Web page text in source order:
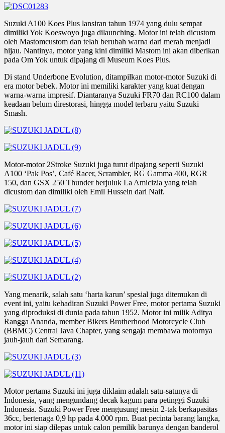
Suzuki A100 Koes Plus lansiran tahun 1974 yang dulu sempat
dimiliki Yok Koeswoyo juga dilaunching. Motor ini telah dicustom
oleh Mastomcustom dan telah berubah warna dari merah menjadi
hijau. Nantinya, motor yang kini dimiliki Mastom ini akan diberikan
pada Om Yok untuk dipajang di Museum Koes Plus.
Di stand Underbone Evolution, ditampilkan motor-motor Suzuki di
era motor bebek. Motor ini memiliki karakter yang kuat dengan
warna-warna impresif. Diantaranya Suzuki FR70 dan RC100 dalam
keadaan belum direstorasi, hingga model terbaru yaitu Suzuki
Smash.
Motor-motor 2Stroke Suzuki juga turut dipajang seperti Suzuki
A100 ‘Pak Pos’, Café Racer, Scrambler, RG Gamma 400, RGR
150, dan GSX 250 Thunder berjuluk La Amicizia yang telah
dicustom dan dimiliki oleh Emil Hussein dari Naif.
Yang menarik, salah satu ‘harta karun’ spesial juga ditemukan di
event ini, yaitu kehadiran Suzuki Power Free, motor pertama Suzuki
yang diproduksi di dunia pada tahun 1952. Motor ini milik Aditya
Rangga Ananda, member Bikers Brotherhood Motorcycle Club
(BBMC) Central Java Chapter, yang sengaja membawa motornya
jauh-jauh dari Semarang.
Motor pertama Suzuki ini juga diklaim adalah satu-satunya di
Indonesia, yang mengundang decak kagum para petinggi Suzuki
Indonesia. Suzuki Power Free mengusung mesin 2-tak berkapasitas
36cc, bertenaga 0,9 hp pada 4.000 rpm. Buat pecinta barang langka,
motor ini siap dilepas untuk calon pemilik barunya dengan banderol